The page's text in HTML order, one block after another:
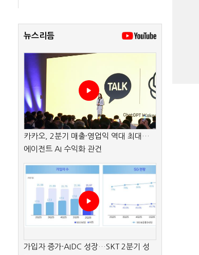
뉴스리듬
카카오, 2분기 매출·영업익 역대 최대…
에이전트 AI 수익화 관건
가입자 증가·AIDC 성장…SKT 2분기 성